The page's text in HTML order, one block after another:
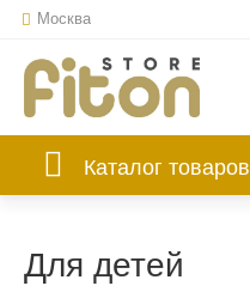
Москва
Каталог товаров
Для детей